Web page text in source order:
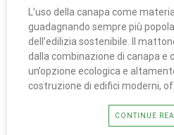
L’uso della canapa come
guadagnando sempre più
dell’edilizia sostenibile. Il
dalla combinazione di canapa e
un’opzione ecologica e
costruzione di edifici moderni,
CONTINUE